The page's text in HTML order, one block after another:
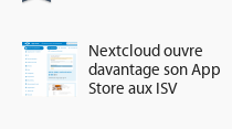
Nextcloud ouvre
davantage son App
Store aux ISV